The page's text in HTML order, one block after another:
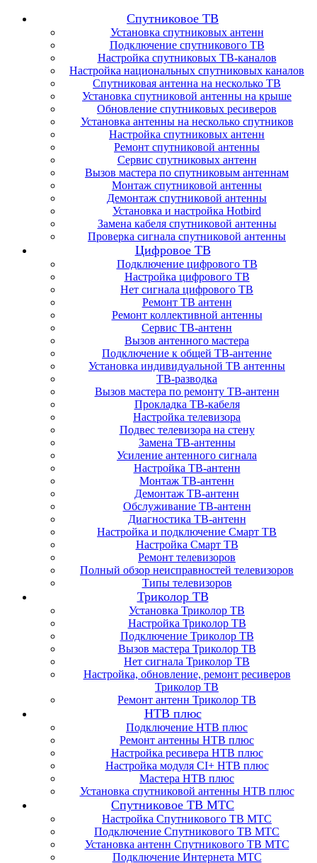
Спутниковое ТВ
Установка спутниковых антенн
Подключение спутникового ТВ
Настройка спутниковых ТВ-каналов
Настройка национальных спутниковых каналов
Спутниковая антенна на несколько ТВ
Установка спутниковой антенны на крыше
Обновление спутниковых ресиверов
Установка антенны на несколько спутников
Настройка спутниковых антенн
Ремонт спутниковой антенны
Сервис спутниковых антенн
Вызов мастера по спутниковым антеннам
Монтаж спутниковой антенны
Демонтаж спутниковой антенны
Установка и настройка Hotbird
Замена кабеля спутниковой антенны
Проверка сигнала спутниковой антенны
Цифровое ТВ
Подключение цифрового ТВ
Настройка цифрового ТВ
Нет сигнала цифрового ТВ
Ремонт ТВ антенн
Ремонт коллективной антенны
Сервис ТВ-антенн
Вызов антенного мастера
Подключение к общей ТВ-антенне
Установка индивидуальной ТВ антенны
ТВ-разводка
Вызов мастера по ремонту ТВ-антенн
Прокладка ТВ-кабеля
Настройка телевизора
Подвес телевизора на стену
Замена ТВ-антенны
Усиление антенного сигнала
Настройка ТВ-антенн
Монтаж ТВ-антенн
Демонтаж ТВ-антенн
Обслуживание ТВ-антенн
Диагностика ТВ-антенн
Настройка и подключение Смарт ТВ
Настройка Смарт ТВ
Ремонт телевизоров
Полный обзор неисправностей телевизоров
Типы телевизоров
Триколор ТВ
Установка Триколор ТВ
Настройка Триколор ТВ
Подключение Триколор ТВ
Вызов мастера Триколор ТВ
Нет сигнала Триколор ТВ
Настройка, обновление, ремонт ресиверов
Триколор ТВ
Ремонт антенн Триколор ТВ
НТВ плюс
Подключение НТВ плюс
Ремонт антенны НТВ плюс
Настройка ресивера НТВ плюс
Настройка модуля CI+ НТВ плюс
Мастера НТВ плюс
Установка спутниковой антенны НТВ плюс
Спутниковое ТВ МТС
Настройка Спутникового ТВ МТС
Подключение Спутникового ТВ МТС
Установка антенн Спутникового ТВ МТС
Подключение Интернета МТС